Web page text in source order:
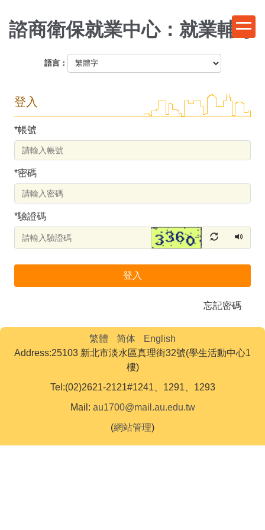
到
主
諮商衛保就業中心：就業輔導
語言：
登入
*帳號
*密碼
*驗證碼
登入
忘記密碼
繁體 简体
English
Address:25103 新北市淡水區真理街32號(學生活動中心1
樓)
Tel:(02)2621-2121#1241、1291、1293
Mail: au1700@mail.au.edu.tw
(網站管理)